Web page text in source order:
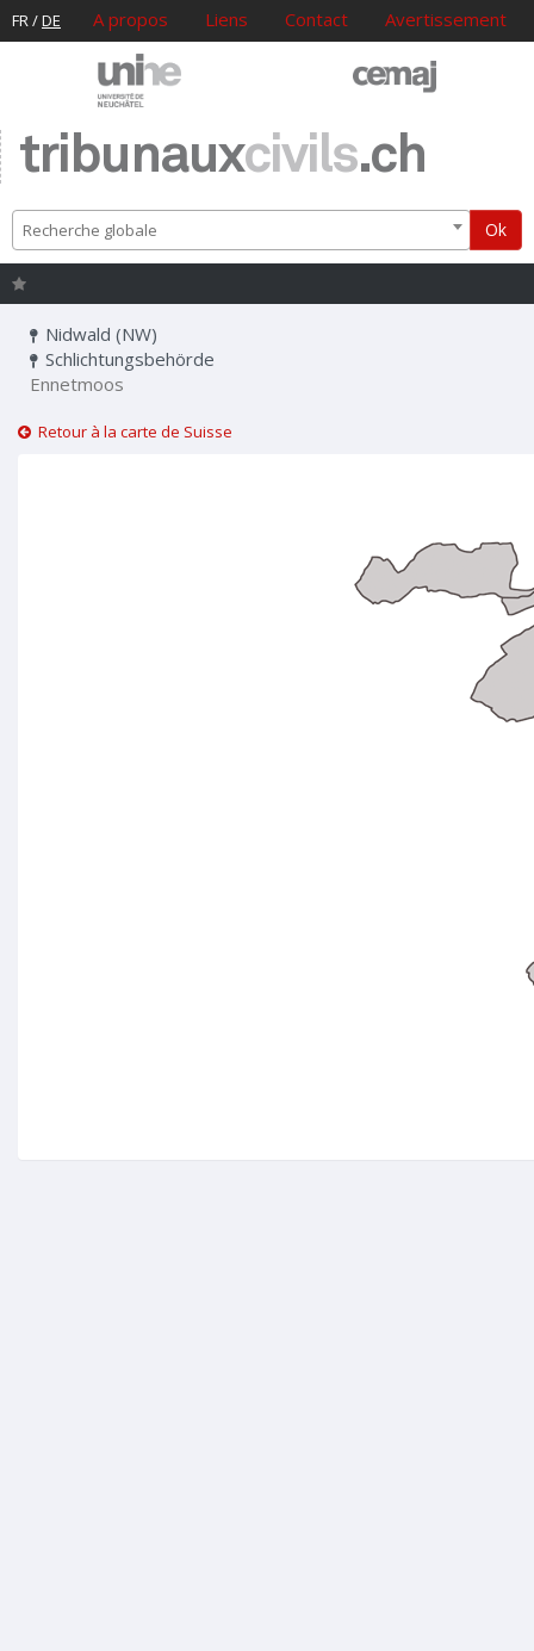
FR/DE A propos Liens Contact Avertissement
tribunauxcivils.ch
Recherche globale Ok
Nidwald (NW)
Schlichtungsbehörde
Ennetmoos
Retour à la carte de Suisse